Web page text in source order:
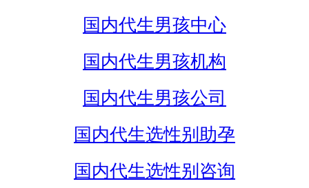
国内代生男孩中心
国内代生男孩机构
国内代生男孩公司
国内代生选性别助孕
国内代生选性别咨询